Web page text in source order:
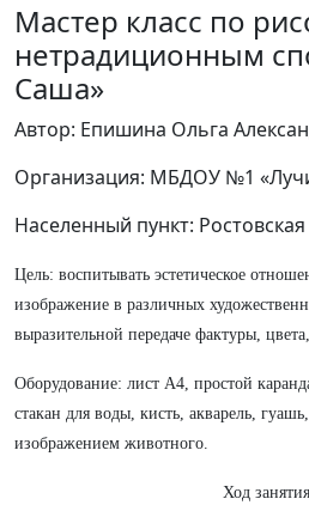
Мастер класс по
нетрадиционным
Саша»
Автор: Епишина Ольга
Организация: МБДОУ №1
Населенный пункт: Ростовская
Цель: воспитывать эстетическое
изображение в различных
выразительной передаче фактуры,
Оборудование: лист А4, простой
стакан для воды, кисть, акварель,
изображением животного.
Ход